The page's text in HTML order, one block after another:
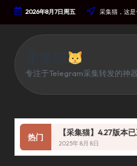
Skip
Content
2026年8月7日周五 采集猫，这
专注于Telegram采集转发的神器
热门【采集猫】4.27版本已正式
2025年 8月 8日